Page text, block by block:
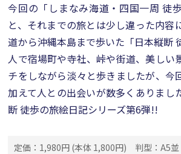
今回の「しまなみ海道・四国一周 徒
と、それまでの旅とは少し違った内容
道から沖縄本島まで歩いた「日本縦断
人で宿場町や寺社、峠や街道、美しい
チをしながら淡々と歩きましたが、今
加えて人との出会いが数多くありま
断 徒歩の旅絵日記シリーズ第6弾!!
定価：1,980円 (本体 1,800円) 判型：A5並